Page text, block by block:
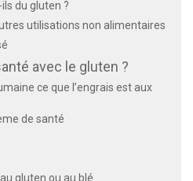
du gluten ?
utilisations non alimentaires
avec le gluten ?
ce que l’engrais est aux
de santé
gluten ou au blé